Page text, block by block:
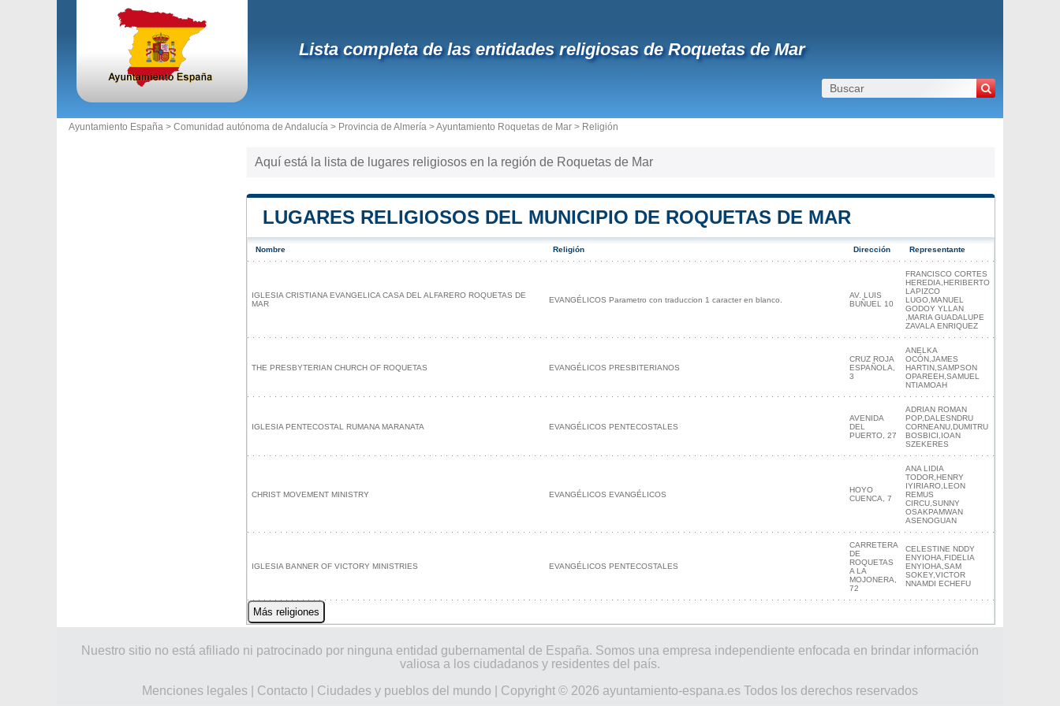
Lista completa de las entidades religiosas de Roquetas de Mar
Ayuntamiento España > Comunidad autónoma de Andalucía > Provincia de Almería >Ayuntamiento Roquetas de Mar > Religión
Aquí está la lista de lugares religiosos en la región de Roquetas de Mar
LUGARES RELIGIOSOS DEL MUNICIPIO DE ROQUETAS DE MAR
Nombre Religión Dirección Representante
IGLESIA CRISTIANA EVANGELICA CASA DEL ALFARERO ROQUETAS DE
MAR
EVANGÉLICOS Parametro con traduccion 1 caracter en blanco.
AV. LUIS
BUÑUEL 10
FRANCISCO CORTES
HEREDIA,HERIBERTO
LAPIZCO
LUGO,MANUEL
GODOY YLLAN
,MARIA GUADALUPE
ZAVALA ENRIQUEZ
THE PRESBYTERIAN CHURCH OF ROQUETAS EVANGÉLICOS PRESBITERIANOS
CRUZ ROJA
ESPAÑOLA,
3
ANELKA
OCÓN,JAMES
HARTIN,SAMPSON
OPAREEH,SAMUEL
NTIAMOAH
IGLESIA PENTECOSTAL RUMANA MARANATA EVANGÉLICOS PENTECOSTALES
AVENIDA
DEL
PUERTO, 27
ADRIAN ROMAN
POP,DALESNDRU
CORNEANU,DUMITRU
BOSBICI,IOAN
SZEKERES
CHRIST MOVEMENT MINISTRY EVANGÉLICOS EVANGÉLICOS
HOYO
CUENCA, 7
ANA LIDIA
TODOR,HENRY
IYIRIARO,LEON
REMUS
CIRCU,SUNNY
OSAKPAMWAN
ASENOGUAN
IGLESIA BANNER OF VICTORY MINISTRIES EVANGÉLICOS PENTECOSTALES
CARRETERA
DE
ROQUETAS
A LA
MOJONERA,
72
CELESTINE NDDY
ENYIOHA,FIDELIA
ENYIOHA,SAM
SOKEY,VICTOR
NNAMDI ECHEFU
Más religiones
Nuestro sitio no está afiliado ni patrocinado por ninguna entidad gubernamental de España. Somos una empresa independiente enfocada en brindar información
valiosa a los ciudadanos y residentes del país.
Menciones legales
Contacto Ciudades y pueblos del mundo | Copyright © 2026 ayuntamiento-espana.es Todos los derechos reservados